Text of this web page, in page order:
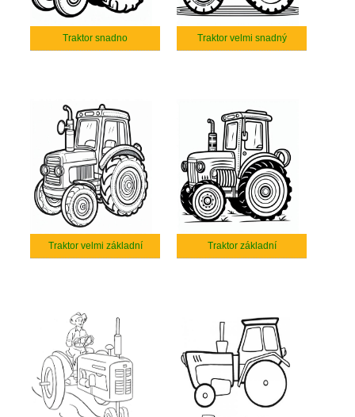
Traktor snadno Traktor velmi snadný
Traktor velmi základní Traktor základní